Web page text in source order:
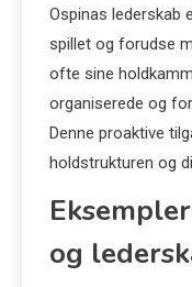
Ospinas lederskab
spillet og forudse
ofte sine
organiserede og
Denne proaktive
holdstrukturen og
og